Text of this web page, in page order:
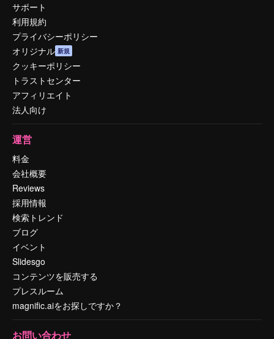
サポート
利用規約
プライバシーポリシー
オリジナル 新規
クッキーポリシー
トラストセンター
アフィリエイト
法人向け
運営
料金
会社概要
Reviews
採用情報
検索トレンド
ブログ
イベント
Slidesgo
コンテンツを販売する
プレスルーム
magnific.aiをお探しですか？
お問い合わせ